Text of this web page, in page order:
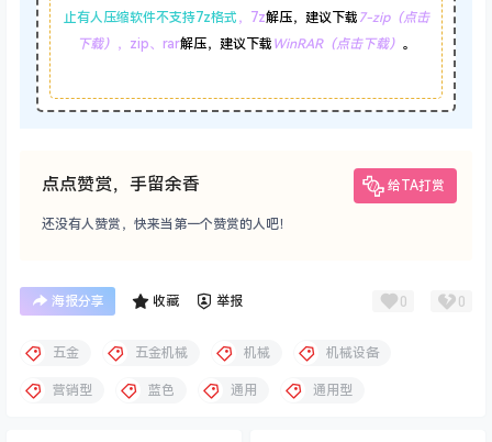
止有人压缩软件不支持7z格式 ，7z解压，建议下载 7-zip（点击
下载） ，zip、rar解压，建议下载 WinRAR（点击下载） 。
点点赞赏，手留余香 给TA打赏
还没有人赞赏，快来当第一个赞赏的人吧！
海报分享 收藏 举报 0 0
五金 五金机械 机械 机械设备
营销型 蓝色 通用 通用型